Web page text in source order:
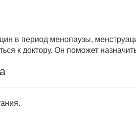
в период менопаузы,
к доктору. Он поможет